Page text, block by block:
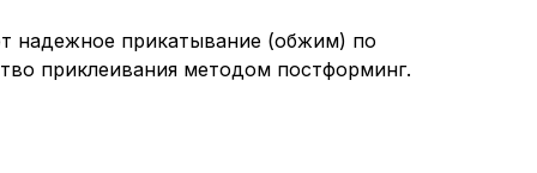
надежное прикатывание (обжим) по
приклеивания методом постформинг.